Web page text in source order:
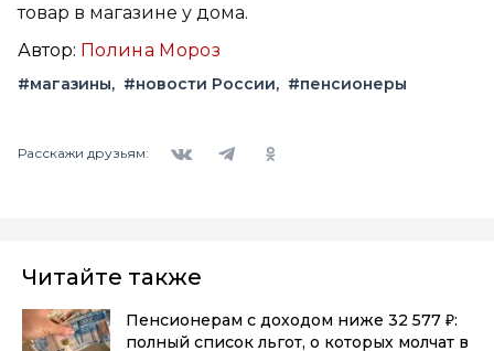
товар в магазине у дома.
Автор: Полина Мороз
#магазины #новости России #пенсионеры
Расскажи друзьям:
Читайте также
Пенсионерам с доходом ниже 32 577 ₽:
полный список льгот, о которых молчат в